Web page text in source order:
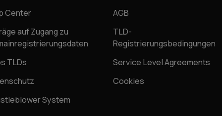
Center
AGB
auf Zugang zu
TLD-
Registrierungsbedingungen
TLDs
Service Level Agreements
Cookies
System